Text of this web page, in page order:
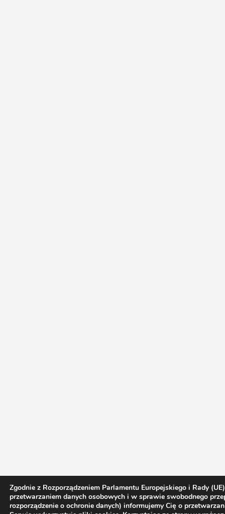
Zgodnie z Rozporządzeniem Parlamentu Europejskiego i Rady
przetwarzaniem danych osobowych i w sprawie swobodnego
rozporządzenie o ochronie danych) informujemy Cię o